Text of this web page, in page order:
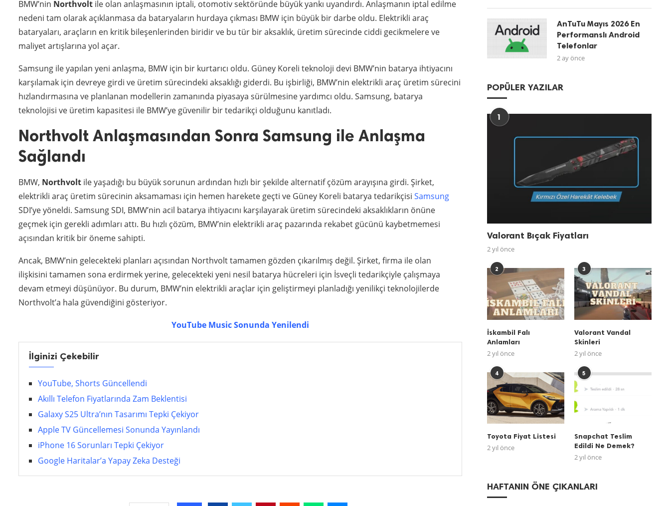
BMW’nin Northvolt ile olan anlaşmasının iptali, otomotiv sektöründe büyük yankı uyandırdı. Anlaşmanın iptal edilme
nedeni tam olarak açıklanmasa da bataryaların hurdaya çıkması BMW için büyük bir darbe oldu. Elektrikli araç
bataryaları, araçların en kritik bileşenlerinden biridir ve bu tür bir aksaklık, üretim sürecinde ciddi gecikmelere ve
maliyet artışlarına yol açar.
Samsung ile yapılan yeni anlaşma, BMW için bir kurtarıcı oldu. Güney Koreli teknoloji devi BMW’nin batarya ihtiyacını
karşılamak için devreye girdi ve üretim sürecindeki aksaklığı giderdi. Bu işbirliği, BMW’nin elektrikli araç üretim sürecini
hızlandırmasına ve planlanan modellerin zamanında piyasaya sürülmesine yardımcı oldu. Samsung, batarya
teknolojisi ve üretim kapasitesi ile BMW’ye güvenilir bir tedarikçi olduğunu kanıtladı.
Northvolt Anlaşmasından Sonra Samsung ile Anlaşma
Sağlandı
BMW, Northvolt ile yaşadığı bu büyük sorunun ardından hızlı bir şekilde alternatif çözüm arayışına girdi. Şirket,
elektrikli araç üretim sürecinin aksamaması için hemen harekete geçti ve Güney Koreli batarya tedarikçisi Samsung
SDI’ye yöneldi. Samsung SDI, BMW’nin acil batarya ihtiyacını karşılayarak üretim sürecindeki aksaklıkların önüne
geçmek için gerekli adımları attı. Bu hızlı çözüm, BMW’nin elektrikli araç pazarında rekabet gücünü kaybetmemesi
açısından kritik bir öneme sahipti.
Ancak, BMW’nin gelecekteki planları açısından Northvolt tamamen gözden çıkarılmış değil. Şirket, firma ile olan
ilişkisini tamamen sona erdirmek yerine, gelecekteki yeni nesil batarya hücreleri için İsveçli tedarikçiyle çalışmaya
devam etmeyi düşünüyor. Bu durum, BMW’nin elektrikli araçlar için geliştirmeyi planladığı yenilikçi teknolojilerde
Northvolt’a hala güvendiğini gösteriyor.
YouTube Music Sonunda Yenilendi
İlginizi Çekebilir
YouTube, Shorts Güncellendi
Akıllı Telefon Fiyatlarında Zam Beklentisi
Galaxy S25 Ultra’nın Tasarımı Tepki Çekiyor
Apple TV Güncellemesi Sonunda Yayınlandı
iPhone 16 Sorunları Tepki Çekiyor
Google Haritalar’a Yapay Zeka Desteği
AnTuTu Mayıs 2026 En
Performanslı Android
Telefonlar
2 ay önce
POPÜLER YAZILAR
1
Valorant Bıçak Fiyatları
2 yıl önce
2
İskambil Falı
Anlamları
2 yıl önce
3
Valorant Vandal
Skinleri
2 yıl önce
4
Toyota Fiyat Listesi
2 yıl önce
5
Snapchat Teslim
Edildi Ne Demek?
2 yıl önce
HAFTANIN ÖNE ÇIKANLARI